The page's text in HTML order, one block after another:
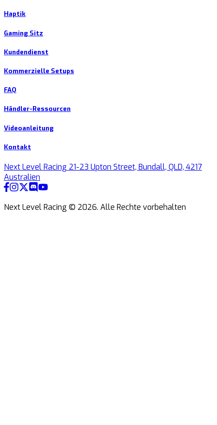
Haptik
Gaming Sitz
Kundendienst
Kommerzielle Setups
FAQ
Händler-Ressourcen
Videoanleitung
Kontakt
Next Level Racing 21-23 Upton Street, Bundall, QLD, 4217
Australien
Next Level Racing © 2026. Alle Rechte vorbehalten